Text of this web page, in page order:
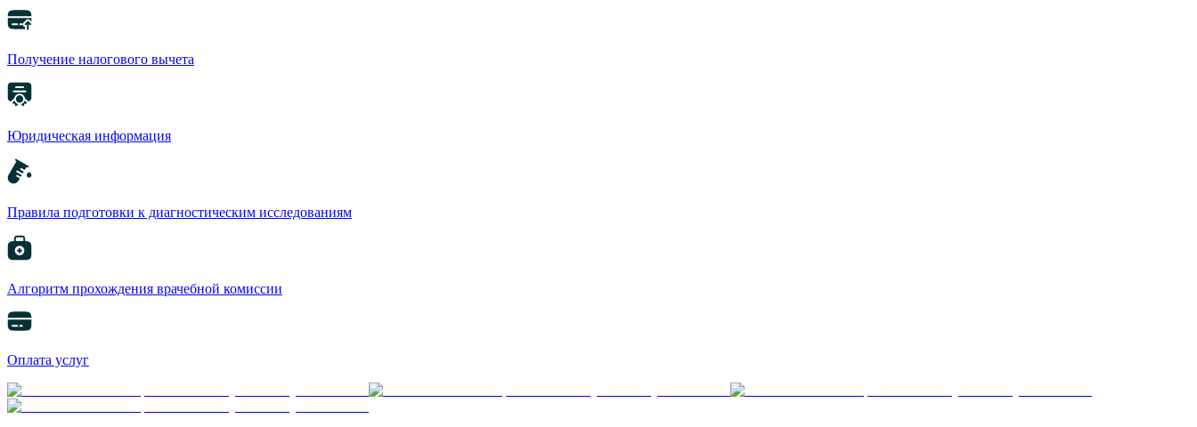
Получение налогового вычета
Юридическая информация
Правила подготовки к диагностическим исследованиям
Алгоритм прохождения врачебной комиссии
Оплата услуг